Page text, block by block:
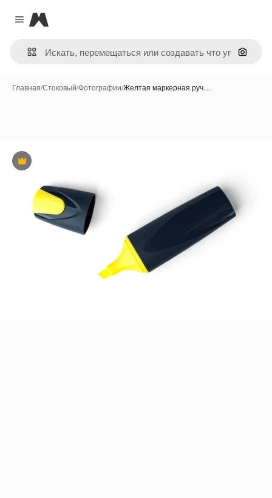
Close menu
Magnific
Поиск
Главная/Стоковый/Фотографии/Желтая маркерная руч…
Премиум